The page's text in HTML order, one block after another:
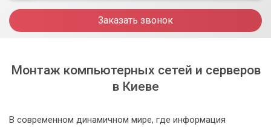
Заказать звонок
Монтаж компьютерных сетей и серверов
в Киеве
В современном динамичном мире, где информация